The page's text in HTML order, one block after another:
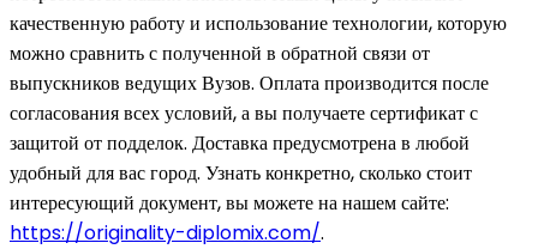
качественную работу и использование технологии, которую
можно сравнить с полученной в обратной связи от
выпускников ведущих Вузов. Оплата производится после
согласования всех условий, а вы получаете сертификат с
защитой от подделок. Доставка предусмотрена в любой
удобный для вас город. Узнать конкретно, сколько стоит
интересующий документ, вы можете на нашем сайте:
https://originality-diplomix.com/.